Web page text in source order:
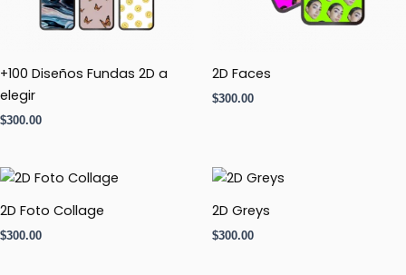
+100 Diseños Fundas 2D a
elegir
$300.00
2D Faces
$300.00
2D Foto Collage
$300.00
2D Greys
$300.00